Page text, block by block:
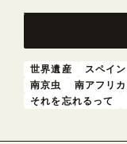
世界遺産 スペイン
南京虫
南アフリカ
それを忘れるって